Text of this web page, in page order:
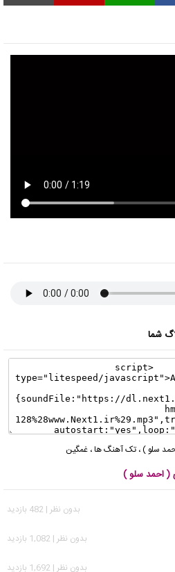
شما
سلو ) ، تک آهنگ ها، غمگین
( احمد سلو )
بدون نظر | 482 بازدید
بدون نظر | 1,082 بازدید
بدون نظر | 1,692 بازدید